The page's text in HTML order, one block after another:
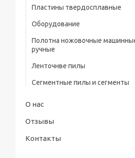
предохранительного конуса
Сверла центровочные Р6М5 с
предохранительным конусом
радиусные (тип R)
ШЦЦ-III ГОСТ 166-89
Пластины твердосплавные
Оборудование
Полотна ножовочные
ручные
Ленточнве пилы
Сегментные пилы и сегменты
О нас
Отзывы
Контакты